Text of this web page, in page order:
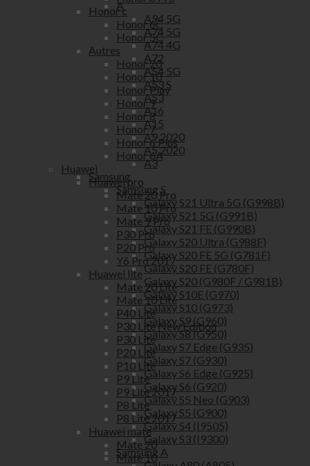
A
A94 5G
A74 5G
A74 4G
A72
A54 5G
A53 S
A53
A16
A15
A9 2020
A5 2020
A3
Samsung
Samsung S
Galaxy S21 Ultra 5G (G998B)
Galaxy S21 5G (G991B)
Galaxy S21 FE (G990B)
Galaxy S20 Ultra (G988F)
Galaxy S20 FE 5G (G781F)
Galaxy S20 FE (G780F)
Galaxy S20 (G980F / G981B)
Galaxy S10E (G970)
Galaxy S10 (G973)
Galaxy S9 (G960)
Galaxy S8 (G950)
Galaxy S7 Edge (G935)
Galaxy S7 (G930)
Galaxy S6 Edge (G925)
Galaxy S6 (G920)
Galaxy S5 Neo (G903)
Galaxy S5 (G900)
Galaxy S4 (I9505)
Galaxy S3 (I9300)
Samsung A
Honor c
Honor 6C
Honor 5C
Autres
Honor 20
Honor 10
Honor Play
Honor 9
Honor 8
Honor 7
Honor 6 Plus
Honor 6A
Huawei
Huawei pro
Mate 20 Pro
Mate 10 Pro
Mate 9 Pro
P30 Pro
P20 Pro
Y6 Pro 2017
Huawei lite
Mate 20 Lite
Mate 10 Lite
P40 Lite
P30 Lite New Edition
P30 Lite
P20 Lite
P10 Lite
P9 Lite
P9 Lite 2017
P8 Lite
P8 Lite 2017
Huawei mate
Mate 20
Mate 10